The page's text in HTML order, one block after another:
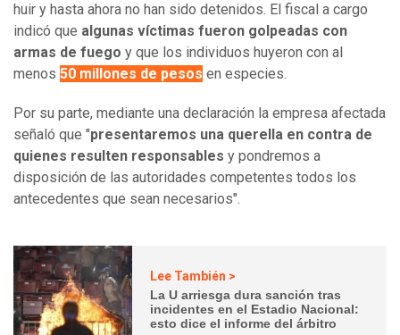
huir y hasta ahora no han sido detenidos. El fiscal a cargo
indicó que algunas víctimas fueron golpeadas con
armas de fuego y que los individuos huyeron con al
menos 50 millones de pesos en especies.
Por su parte, mediante una declaración la empresa afectada
señaló que "presentaremos una querella en contra de
quienes resulten responsables y pondremos a
disposición de las autoridades competentes todos los
antecedentes que sean necesarios".
Lee También >
La U arriesga dura sanción tras
incidentes en el Estadio Nacional:
esto dice el informe del árbitro